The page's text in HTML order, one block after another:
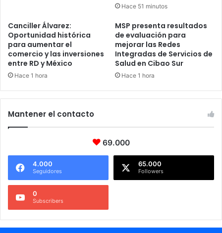
Hace 51 minutos
Canciller Álvarez:
Oportunidad histórica
para aumentar el
comercio y las inversiones
entre RD y México
Hace 1 hora
MSP presenta resultados
de evaluación para
mejorar las Redes
Integradas de Servicios de
Salud en Cibao Sur
Hace 1 hora
Mantener el contacto
69.000
4.000
Seguidores
65.000
Followers
0
Subscribers